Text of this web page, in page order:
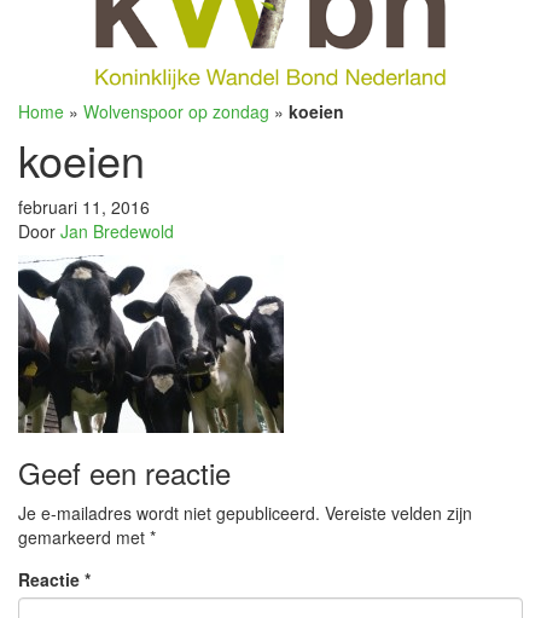
Home » Wolvenspoor op zondag » koeien
koeien
februari 11, 2016
Door Jan Bredewold
Geef een reactie
Je e-mailadres wordt niet gepubliceerd. Vereiste velden zijn
gemarkeerd met *
Reactie *